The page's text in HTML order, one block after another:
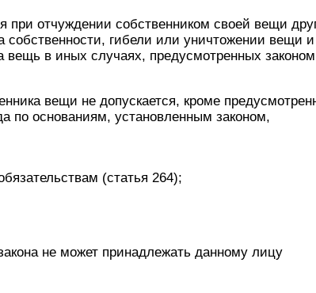
при отчуждении собственником своей вещи
собственности, гибели или уничтожении вещи и
вещь в иных случаях, предусмотренных
вещи не допускается, кроме
по основаниям, установленным законом,
(статья 264);
не может принадлежать данному лицу